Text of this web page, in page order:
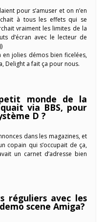
pour s’amuser et on n’en
à tous les effets qui se
vraiment les limites de la
d’écran avec le lecteur de
en jolies démos bien ficelées,
Delight a fait ça pour nous.
monde de la
via BBS, pour
D ?
dans les magazines, et
copain qui s’occupait de ça,
un carnet d’adresse bien
réguliers avec les
scene Amiga?